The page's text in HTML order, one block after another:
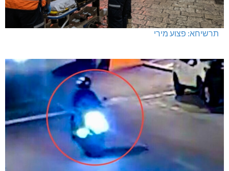
תרשיחא: פצוע מירי